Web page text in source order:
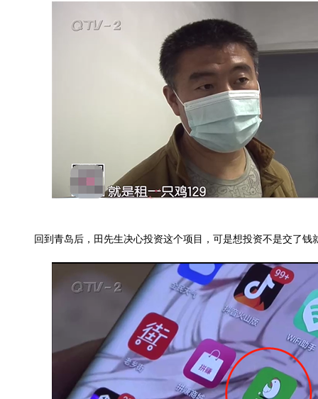
回到青岛后，田先生决心投资这个项目，可是想投资不是交了钱